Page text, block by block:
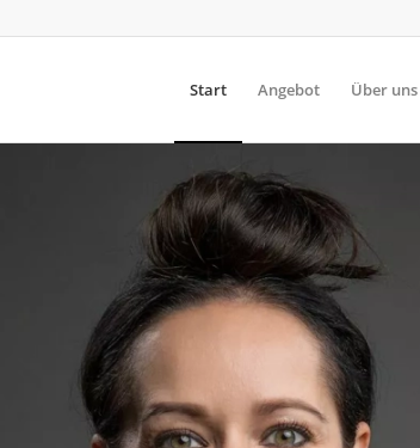
Start Angebot Über uns